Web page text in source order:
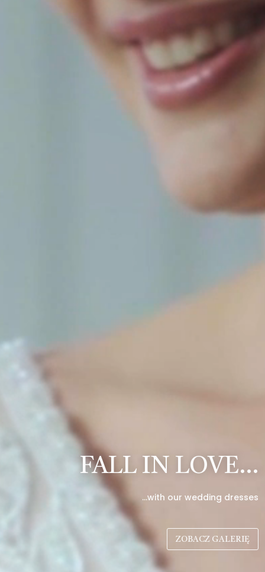
FALL IN LOVE…
…with our wedding dresses
ZOBACZ GALERIĘ